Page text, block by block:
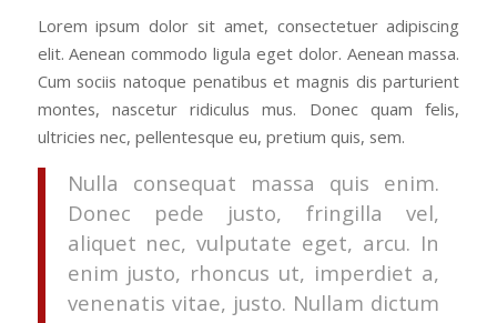
Lorem ipsum dolor sit amet, consectetuer adipiscing
elit. Aenean commodo ligula eget dolor. Aenean massa.
Cum sociis natoque penatibus et magnis dis parturient
montes, nascetur ridiculus mus. Donec quam felis,
ultricies nec, pellentesque eu, pretium quis, sem.
Nulla consequat massa quis enim.
Donec pede justo, fringilla vel,
aliquet nec, vulputate eget, arcu. In
enim justo, rhoncus ut, imperdiet a,
venenatis vitae, justo. Nullam dictum